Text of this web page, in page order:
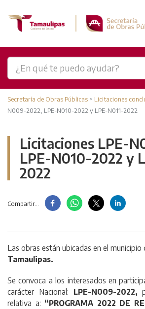
Secretaría de Obras Públicas > Licitaciones
N009-2022, LPE-N010-2022 y LPE-N011-2022
Licitaciones LPE-
LPE-N010-2022 y
2022
Compartir...
Las obras están ubicadas en el municipio
Tamaulipas.
Se convoca a los interesados en
carácter Nacional: LPE-N009-2022,
relativa a: “PROGRAMA 2022 DE